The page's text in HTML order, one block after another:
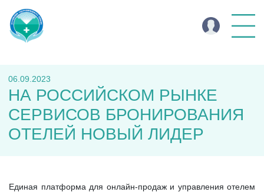
06.09.2023
НА РОССИЙСКОМ РЫНКЕ
СЕРВИСОВ БРОНИРОВАНИЯ
ОТЕЛЕЙ НОВЫЙ ЛИДЕР
Единая платформа для онлайн-продаж и управления отелем